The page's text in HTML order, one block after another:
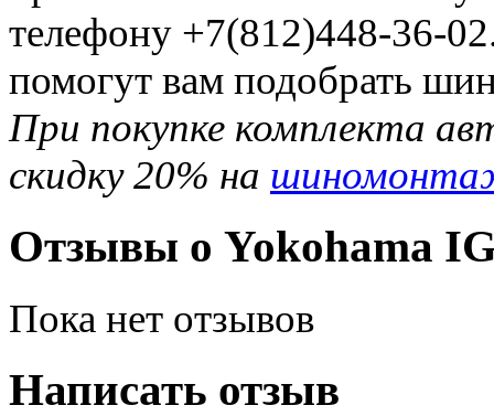
телефону +7(812)448-36-
помогут вам подобрать
При покупке комплекта
скидку 20% на
Отзывы о Yokohama
Пока нет отзывов
Написать отзыв